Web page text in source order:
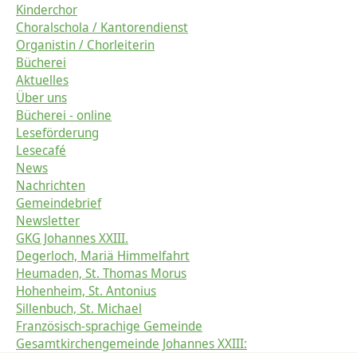
Kinderchor
Choralschola / Kantorendienst
Organistin / Chorleiterin
Bücherei
Aktuelles
Über uns
Bücherei - online
Leseförderung
Lesecafé
News
Nachrichten
Gemeindebrief
Newsletter
GKG Johannes XXIII.
Degerloch, Mariä Himmelfahrt
Heumaden, St. Thomas Morus
Hohenheim, St. Antonius
Sillenbuch, St. Michael
Französisch-sprachige Gemeinde
Gesamtkirchengemeinde Johannes XXIII: